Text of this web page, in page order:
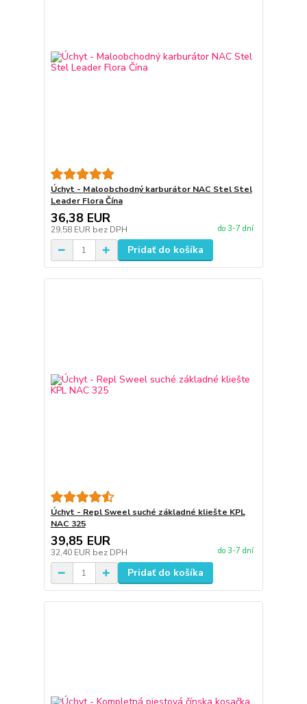
Úchyt - Maloobchodný karburátor NAC Stel Stel
Leader Flora Čína
36,38 EUR
29,58 EUR bez DPH do 3-7 dní
Pridať do košíka
Úchyt - Repl Sweel suché základné kliešte KPL
NAC 325
39,85 EUR
32,40 EUR bez DPH do 3-7 dní
Pridať do košíka